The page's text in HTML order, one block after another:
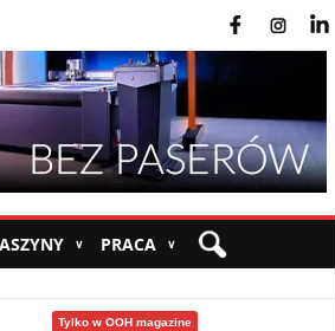
∨ PRACA ∨
Tylko w OOH magazine